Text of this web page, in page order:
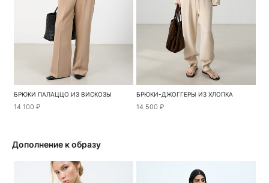
БРЮКИ ПАЛАЦЦО ИЗ ВИСКОЗЫ
14 100 ₽
БРЮКИ-ДЖОГГЕРЫ ИЗ ХЛОПКА
14 500 ₽
Дополнение к образу